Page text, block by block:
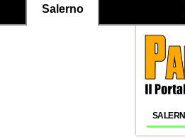
Salerno